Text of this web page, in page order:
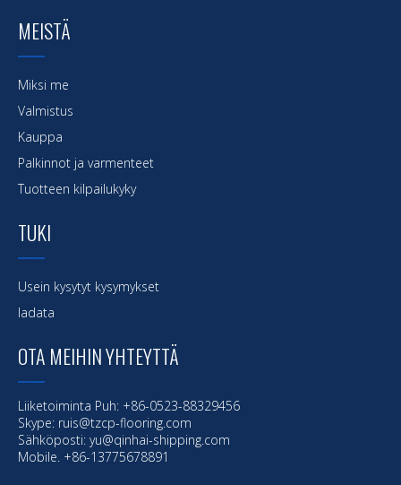
MEISTÄ
Miksi me
Valmistus
Kauppa
Palkinnot ja varmenteet
Tuotteen kilpailukyky
TUKI
Usein kysytyt kysymykset
ladata
OTA MEIHIN YHTEYTTÄ
Liiketoiminta Puh: +86-0523-88329456
Skype: ruis@tzcp-flooring.com
Sähköposti: yu@qinhai-shipping.com
Mobile. +86-13775678891